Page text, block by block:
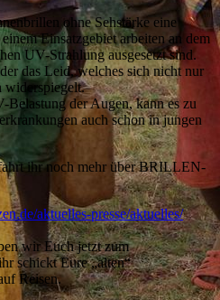
ohne Sehstärke eine
Einsatzgebiet arbeiten an dem
UV-Strahlung ausgesetzt sind.
das Leid, welches sich nicht nur
widerspiegelt.
der Augen, kann es zu
auch schon in jungen
ihr noch mehr über BRILLEN-
aktuelles-presse/aktuelles/
wir Euch jetzt zum
schickt Eure „alten“
Reisen.